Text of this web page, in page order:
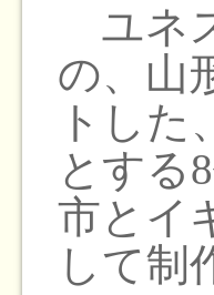
ユネ
の、山
トし
とする
市とイ
して制